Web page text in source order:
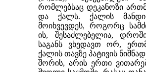
რომლებსაც დეკანოზი
და ქალს. ქალის
მოიხვევდეს, როგორც
ის, შესაძლებელია,
საგანს ვხედავთ ორ,
ქალის თავზე პატივის
შორის, არის ერთი